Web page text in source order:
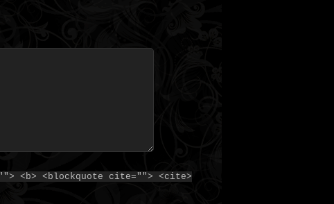
<b> <blockquote cite=""> <cite>